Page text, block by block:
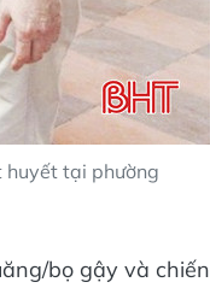
huyết tại phường
bọ gậy và chiến